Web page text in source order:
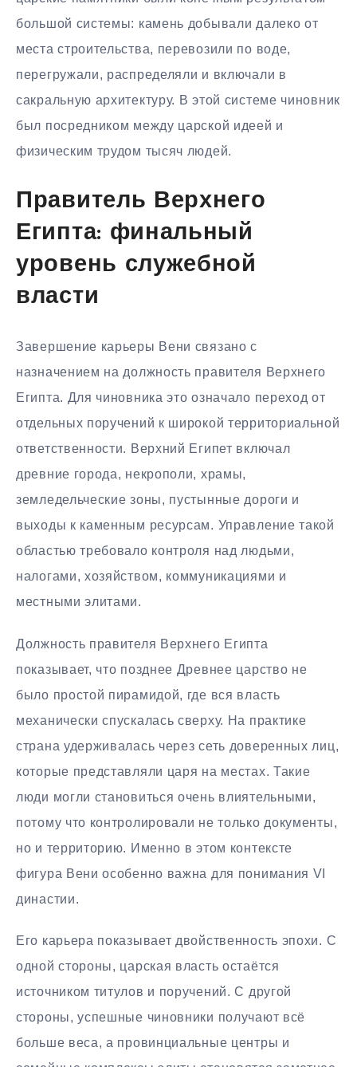
большой системы: камень добывали далеко от
места строительства, перевозили по воде,
перегружали, распределяли и включали в
сакральную архитектуру. В этой системе чиновник
был посредником между царской идеей и
физическим трудом тысяч людей.
Правитель Верхнего
Египта: финальный
уровень служебной
власти
Завершение карьеры Вени связано с
назначением на должность правителя Верхнего
Египта. Для чиновника это означало переход от
отдельных поручений к широкой территориальной
ответственности. Верхний Египет включал
древние города, некрополи, храмы,
земледельческие зоны, пустынные дороги и
выходы к каменным ресурсам. Управление такой
областью требовало контроля над людьми,
налогами, хозяйством, коммуникациями и
местными элитами.
Должность правителя Верхнего Египта
показывает, что позднее Древнее царство не
было простой пирамидой, где вся власть
механически спускалась сверху. На практике
страна удерживалась через сеть доверенных лиц,
которые представляли царя на местах. Такие
люди могли становиться очень влиятельными,
потому что контролировали не только документы,
но и территорию. Именно в этом контексте
фигура Вени особенно важна для понимания VI
династии.
Его карьера показывает двойственность эпохи. С
одной стороны, царская власть остаётся
источником титулов и поручений. С другой
стороны, успешные чиновники получают всё
больше веса, а провинциальные центры и